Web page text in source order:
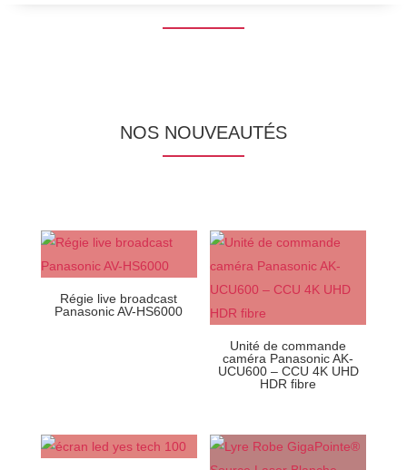
NOS NOUVEAUTÉS
Régie live broadcast
Panasonic AV-HS6000
Unité de commande
caméra Panasonic AK-
UCU600 – CCU 4K UHD
HDR fibre